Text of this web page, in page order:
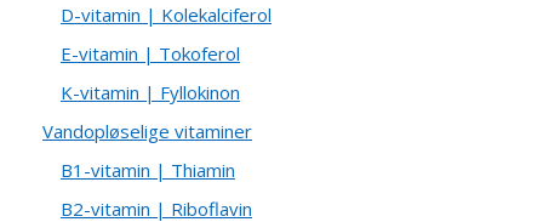
D-vitamin | Kolekalciferol
E-vitamin | Tokoferol
K-vitamin | Fyllokinon
Vandopløselige vitaminer
B1-vitamin | Thiamin
B2-vitamin | Riboflavin